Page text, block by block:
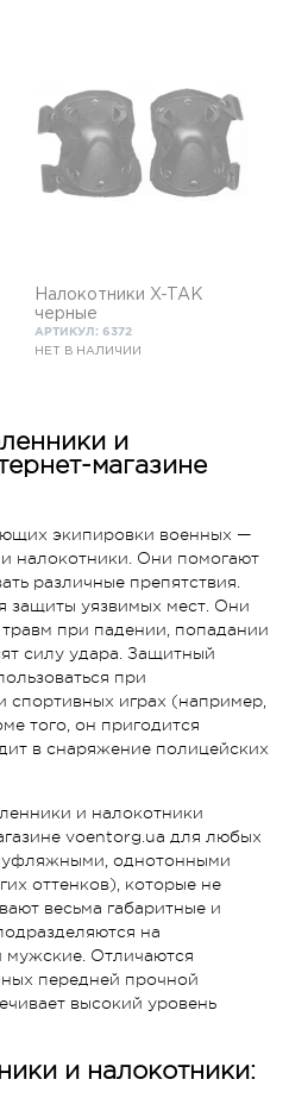
Налокотники X-TAK
черные
АРТИКУЛ: 6372
НЕТ В НАЛИЧИИ
и
магазине
экипировки военных —
налокотники. Они помогают
различные препятствия.
защиты уязвимых мест. Они
при падении, попадании
силу удара. Защитный
при
спортивных играх (например,
того, он пригодится
в снаряжение полицейских
и налокотники
voentorg.ua для любых
однотонными
оттенков), которые не
весьма габаритные и
на
мужские. Отличаются
передней прочной
высокий уровень
и налокотники: